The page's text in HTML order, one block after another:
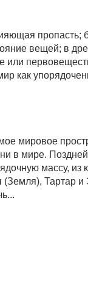
пропасть;
вещей; в
или
как
мировое
в мире.
массу, из
(Земля), Тартар и